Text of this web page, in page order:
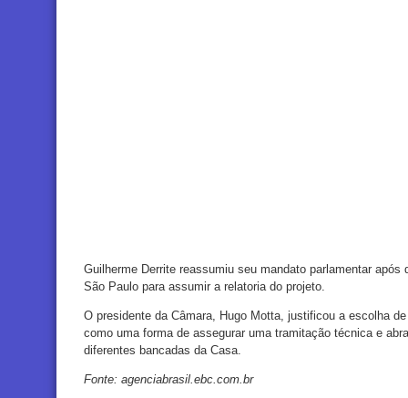
Guilherme Derrite reassumiu seu mandato parlamentar
São Paulo para assumir a relatoria do projeto.
O presidente da Câmara, Hugo Motta, justificou a escolha
como uma forma de assegurar uma tramitação técnica e
diferentes bancadas da Casa.
Fonte: agenciabrasil.ebc.com.br